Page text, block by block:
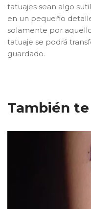
tatuajes sean algo
en un pequeño
solamente por
tatuaje se podrá
guardado.
También